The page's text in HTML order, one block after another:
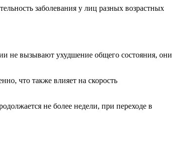
заболевания у лиц разных возрастных
не вызывают ухудшение общего состояния, они
что также влияет на скорость
не более недели, при переходе в